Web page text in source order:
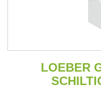
LOEBER